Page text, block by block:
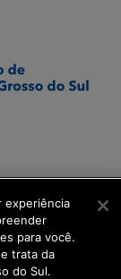
experiência
para você.
trata da
do Sul.